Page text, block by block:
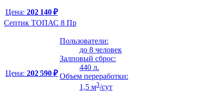
Цена: 202 140 ₽
Септик ТОПАС 8 Пр
Цена: 202 590 ₽
Пользователи:
до 8 человек
Залповый сброс:
440 л.
Объем переработки:
1,5 м3/сут